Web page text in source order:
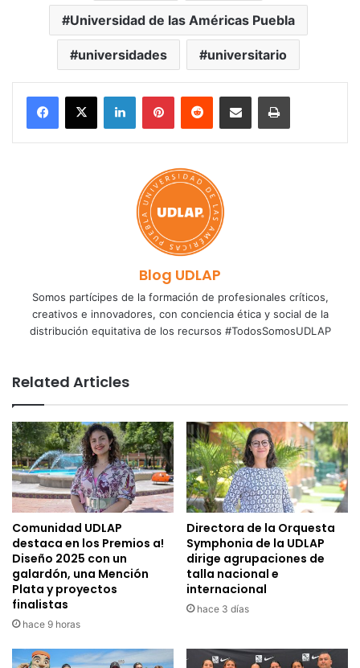
Universidad de las Américas Puebla
universidades universitario
LinkedInPinterestReddit Share via Email Print
Blog UDLAP
Somos partícipes de la formación de profesionales críticos,
creativos e innovadores, con conciencia ética y social de la
distribución equitativa de los recursos #TodosSomosUDLAP
Related Articles
Comunidad UDLAP
destaca en los Premios a!
Diseño 2025 con un
galardón, una Mención
Plata y proyectos
finalistas
hace 9 horas
Directora de la Orquesta
Symphonia de la UDLAP
dirige agrupaciones de
talla nacional e
internacional
hace 3 días